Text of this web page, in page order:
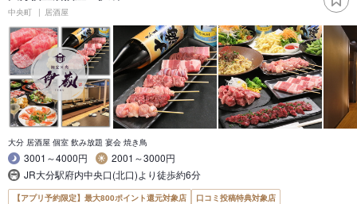
中央町 居酒屋
大分 居酒屋 個室 飲み放題 宴会 焼き鳥
3001～4000円
2001～3000円
JR大分駅府内中央口(北口)より徒歩約6分
【アプリ予約限定】最大800ポイント還元対象店 口コミ投稿特典対象店